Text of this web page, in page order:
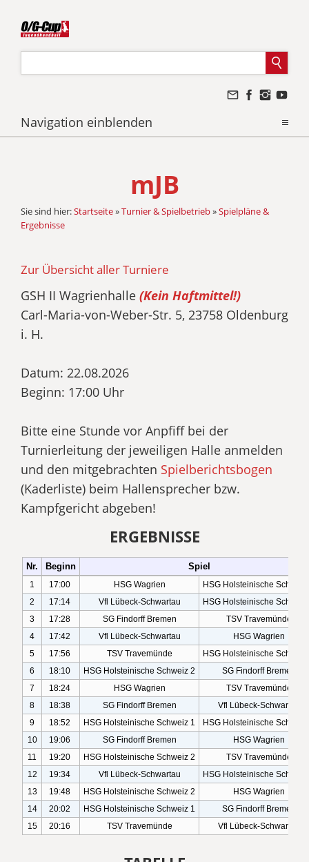
Navigation einblenden
mJB
Sie sind hier:Startseite»Turnier & Spielbetrieb»Spielpläne &
Ergebnisse
Zur Übersicht aller Turniere
GSH II Wagrienhalle (Kein Haftmittel!)
Carl-Maria-von-Weber-Str. 5, 23758 Oldenburg
i. H.
Datum: 22.08.2026
Beginn: 17:00 Uhr
Bitte eine Stunde vor Anpfiff bei der
Turnierleitung der jeweiligen Halle anmelden
und den mitgebrachten Spielberichtsbogen
(Kaderliste) beim Hallensprecher bzw.
Kampfgericht abgeben!
ERGEBNISSE